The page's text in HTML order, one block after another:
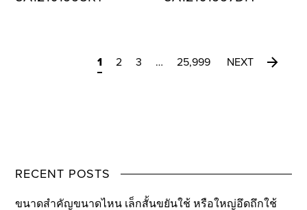
1 2 3 … 25,999 NEXT
RECENT POSTS
ขนาดสำคัญขนาดไหน เล็กสั้นขยันใช้ หรือใหญ่อึดถึกใช้